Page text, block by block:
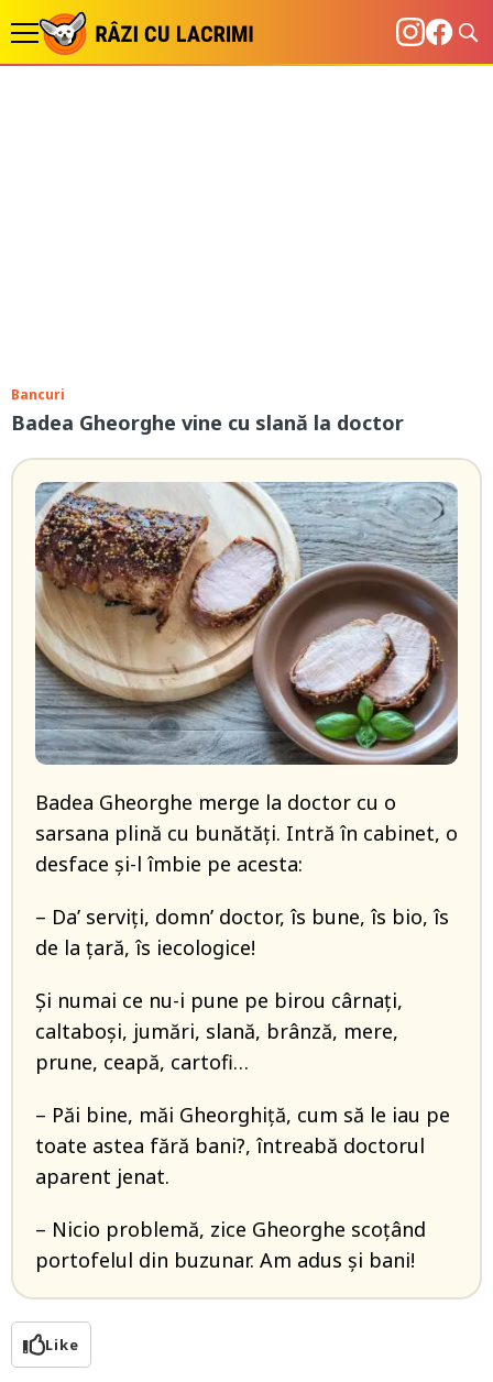
Bancuri
Badea Gheorghe vine cu slană la doctor
Badea Gheorghe merge la doctor cu o
sarsana plină cu bunătăți. Intră în cabinet, o
desface și-l îmbie pe acesta:
– Da’ serviți, domn’ doctor, îs bune, îs bio, îs
de la țară, îs iecologice!
Și numai ce nu-i pune pe birou cârnați,
caltaboși, jumări, slană, brânză, mere,
prune, ceapă, cartofi…
– Păi bine, măi Gheorghiță, cum să le iau pe
toate astea fără bani?, întreabă doctorul
aparent jenat.
– Nicio problemă, zice Gheorghe scoțând
portofelul din buzunar. Am adus și bani!
Like